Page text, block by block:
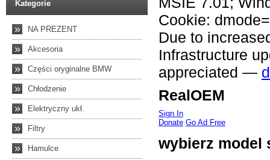
Kategorie
» NA PREZENT
» Akcesoria
» Części oryginalne BMW
» Chłodzenie
» Elektryczny ukł.
» Filtry
» Hamulce